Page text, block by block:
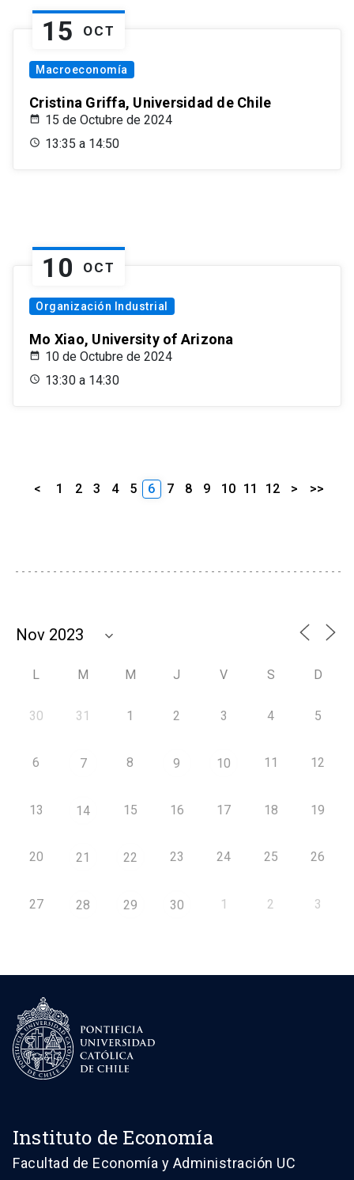
15 OCT
Macroeconomía
Cristina Griffa, Universidad de Chile
15 de Octubre de 2024
13:35 a 14:50
10 OCT
Organización Industrial
Mo Xiao, University of Arizona
10 de Octubre de 2024
13:30 a 14:30
< 1 2 3 4 5 6 7 8 9 10 11 12 > >>
L M M J V S D
30 31 1 2 3 4 5
6 7 8 9 10 11 12
13 14 15 16 17 18 19
20 21 22 23 24 25 26
27 28 29 30 1 2 3
Instituto de Economía
Facultad de Economía y Administración UC